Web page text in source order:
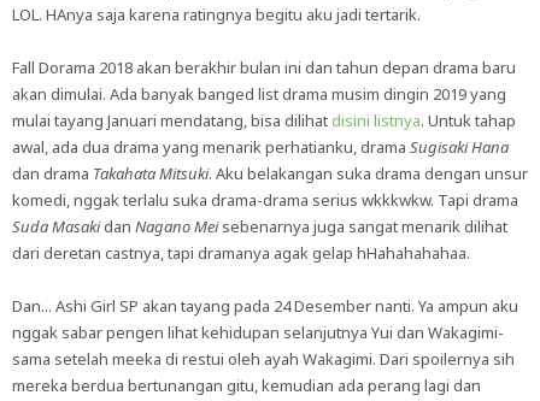
LOL. HAnya saja karena ratingnya begitu aku jadi tertarik.
Fall Dorama 2018 akan berakhir bulan ini dan tahun depan drama baru
akan dimulai. Ada banyak banged list drama musim dingin 2019 yang
mulai tayang Januari mendatang, bisa dilihatdisini listnya. Untuk tahap
awal, ada dua drama yang menarik perhatianku, drama Sugisaki Hana
dan drama Takahata Mitsuki. Aku belakangan suka drama dengan unsur
komedi, nggak terlalu suka drama-drama serius wkkkwkw. Tapi drama
Suda Masakidan Nagano Meisebenarnya juga sangat menarik dilihat
dari deretan castnya, tapi dramanya agak gelap hHahahahahaa.
Dan... Ashi Girl SP akan tayang pada 24 Desember nanti. Ya ampun aku
nggak sabar pengen lihat kehidupan selanjutnya Yui dan Wakagimi-
sama setelah meeka di restui oleh ayah Wakagimi. Dari spoilernya sih
mereka berdua bertunangan gitu, kemudian ada perang lagi dan